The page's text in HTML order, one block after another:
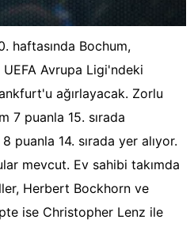
haftasında Bochum,
UEFA Avrupa Ligi'ndeki
ağırlayacak. Zorlu
7 puanla 15. sırada
puanla 14. sırada yer alıyor.
mevcut. Ev sahibi takımda
Herbert Bockhorn ve
ise Christopher Lenz ile